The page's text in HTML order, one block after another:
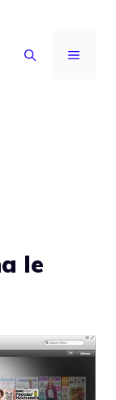
MENU
le